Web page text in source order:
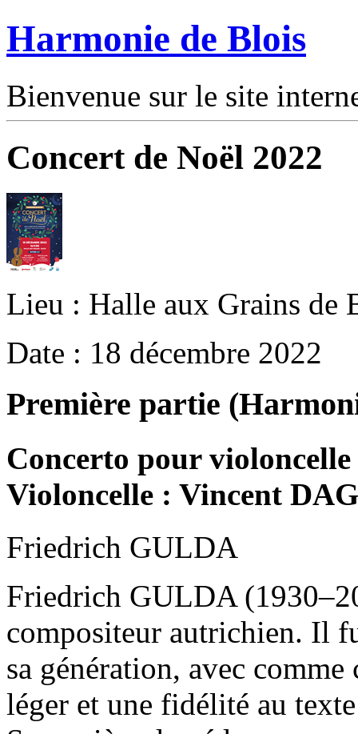
Harmonie de Blois
Bienvenue sur le site
Concert de Noël 2022
Lieu : Halle aux Grains de
Date : 18 décembre 2022
Première partie
Concerto pour violoncelle
Violoncelle : Vincent
Friedrich GULDA
Friedrich GULDA
compositeur autrichien. Il
sa génération, avec
léger et une fidélité au